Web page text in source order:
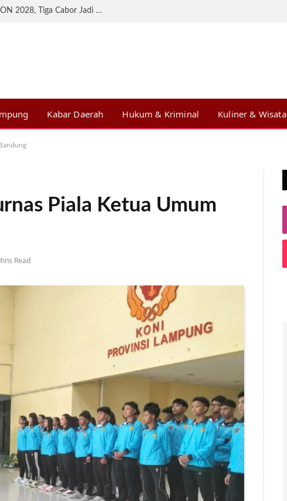
KONI Lampung Matangkan Persiapan BK PON 2028, Tiga Cabor Jadi Prioritas
Kabar Daerah Hukum & Kriminal Kuliner & Wisata
Piala Ketua Umum
Read